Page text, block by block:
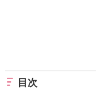
目次